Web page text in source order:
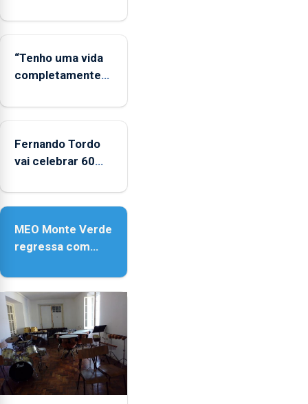
mesmo
“Tenho uma vida
completamente
dedicação, gosto
Fernando Tordo
vai celebrar 60
no Coliseu
MEO Monte Verde
regressa com
acessibilidade